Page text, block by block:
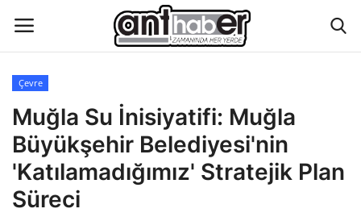
Künye
Eğitim
Aktüel Magazin
Çevre
Muğla Su İnisiyatifi: Muğla
Büyükşehir Belediyesi'nin
'Katılamadığımız' Stratejik Plan
Süreci